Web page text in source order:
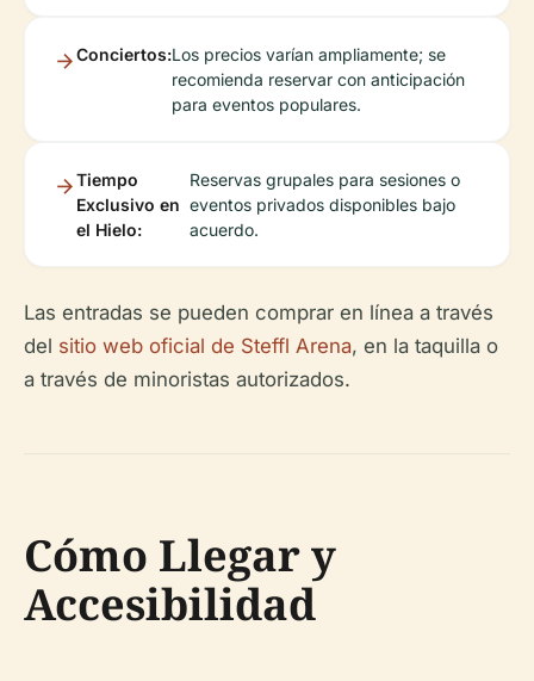
Conciertos:Los precios varían ampliamente; se
recomienda reservar con anticipación
para eventos populares.
Tiempo
Exclusivo en
el Hielo:
Reservas grupales para sesiones o
eventos privados disponibles bajo
acuerdo.
Las entradas se pueden comprar en línea a través
del sitio web oficial de Steffl Arena, en la taquilla o
a través de minoristas autorizados.
Cómo Llegar y
Accesibilidad